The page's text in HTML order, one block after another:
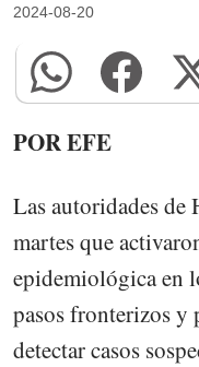
2024-08-20
POR EFE
Las autoridades de
martes que
epidemiológica en
pasos fronterizos y
detectar casos